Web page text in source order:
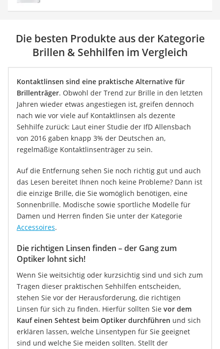
Die besten Produkte aus der Kategorie
Brillen & Sehhilfen im Vergleich
Kontaktlinsen sind eine praktische Alternative für
Brillenträger. Obwohl der Trend zur Brille in den letzten
Jahren wieder etwas angestiegen ist, greifen dennoch
nach wie vor viele auf Kontaktlinsen als dezente
Sehhilfe zurück: Laut einer Studie der IfD Allensbach
von 2016 gaben knapp 3% der Deutschen an,
regelmäßige Kontaktlinsenträger zu sein.
Auf die Entfernung sehen Sie noch richtig gut und auch
das Lesen bereitet Ihnen noch keine Probleme? Dann ist
die einzige Brille, die Sie womöglich benötigen, eine
Sonnenbrille. Modische sowie sportliche Modelle für
Damen und Herren finden Sie unter der Kategorie
Accessoires.
Die richtigen Linsen finden – der Gang zum
Optiker lohnt sich!
Wenn Sie weitsichtig oder kurzsichtig sind und sich zum
Tragen dieser praktischen Sehhilfen entscheiden,
stehen Sie vor der Herausforderung, die richtigen
Linsen für sich zu finden. Hierfür sollten Sie vor dem
Kauf einen Sehtest beim Optiker durchführen und sich
erklären lassen, welche Linsentypen für Sie geeignet
sind und welche Sie meiden sollten. Stellt der